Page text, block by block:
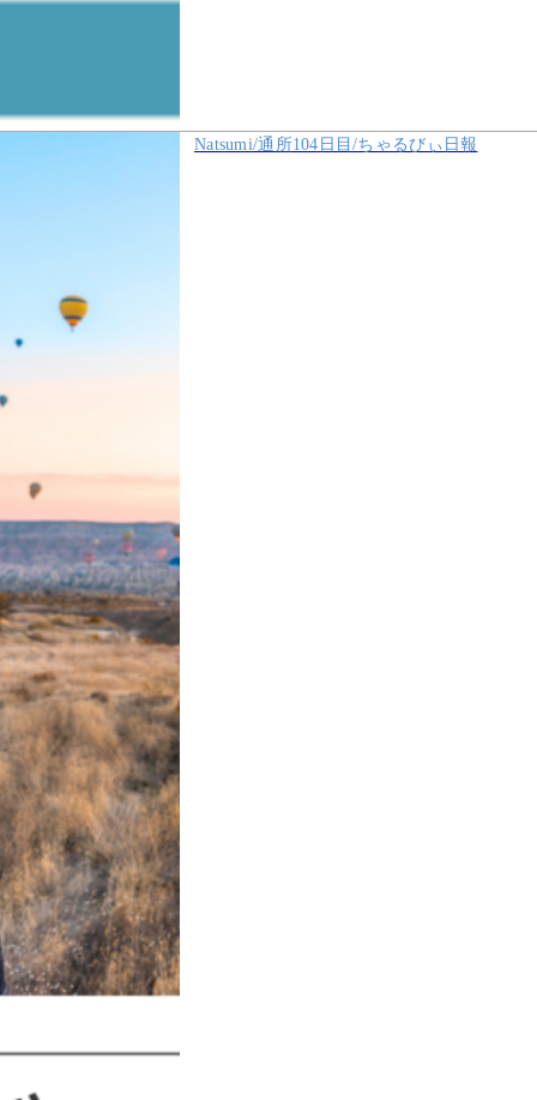
Natsumi/通所104日目/ちゃるびぃ日報